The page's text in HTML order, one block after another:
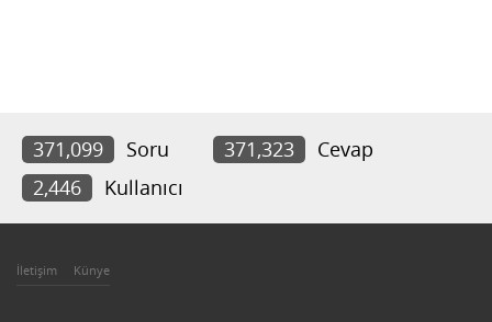
371,099 Soru 371,323
Cevap
2,446
Kullanıcı
İletişim Künye